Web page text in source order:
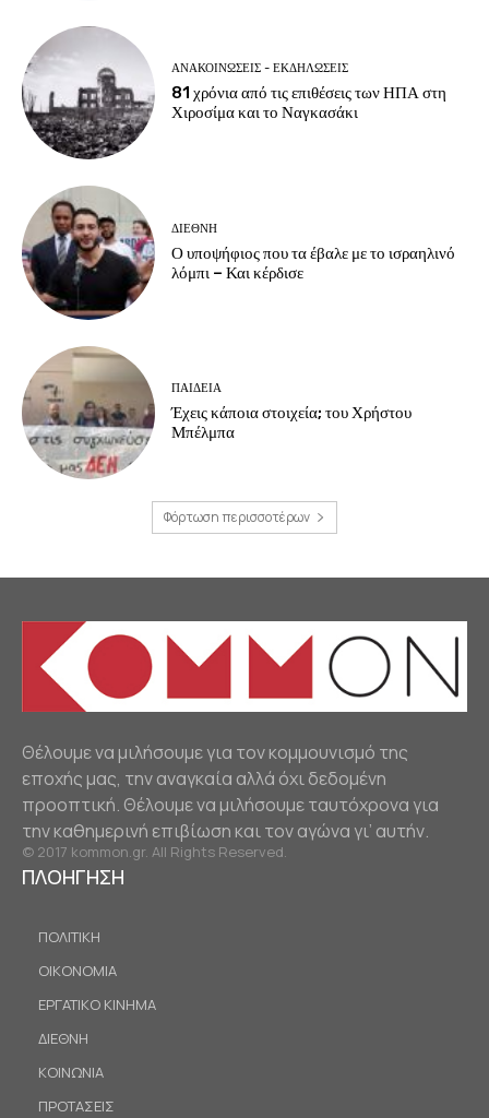
ΑΝΑΚΟΙΝΩΣΕΙΣ - ΕΚΔΗΛΩΣΕΙΣ
81 χρόνια από τις επιθέσεις των ΗΠΑ στη
Χιροσίμα και το Ναγκασάκι
ΔΙΕΘΝΗ
Ο υποψήφιος που τα έβαλε με το ισραηλινό
λόμπι – Και κέρδισε
ΠΑΙΔΕΙΑ
Έχεις κάποια στοιχεία; του Χρήστου
Μπέλμπα
Φόρτωση περισσοτέρων
Θέλουμε να μιλήσουμε για τον κομμουνισμό της
εποχής μας, την αναγκαία αλλά όχι δεδομένη
προοπτική. Θέλουμε να μιλήσουμε ταυτόχρονα για
την καθημερινή επιβίωση και τον αγώνα γι’ αυτήν.
© 2017 kommon.gr. All Rights Reserved.
ΠΛΟΗΓΗΣΗ
ΠΟΛΙΤΙΚΗ
ΟΙΚΟΝΟΜΙΑ
ΕΡΓΑΤΙΚΟ ΚΙΝΗΜΑ
ΔΙΕΘΝΗ
ΚΟΙΝΩΝΙΑ
ΠΡΟΤΑΣΕΙΣ